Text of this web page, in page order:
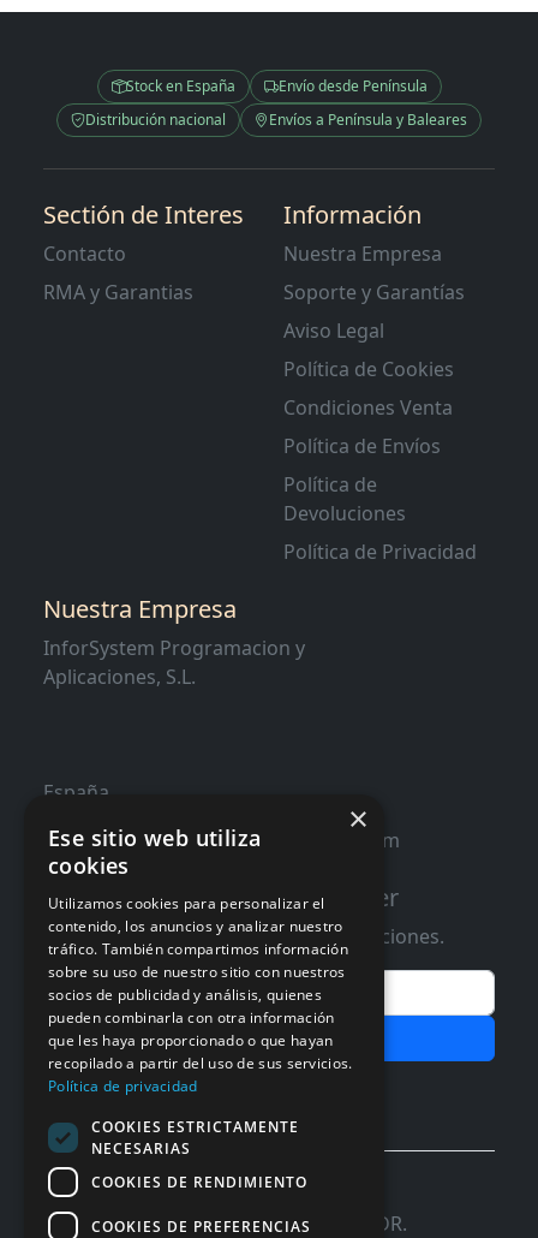
Stock en España
Envío desde Península
Distribución nacional
Envíos a Península y Baleares
Sectión de Interes
Contacto
RMA y Garantias
Información
Nuestra Empresa
Soporte y Garantías
Aviso Legal
Política de Cookies
Condiciones Venta
Política de Envíos
Política de
Devoluciones
Política de Privacidad
Nuestra Empresa
InforSystem Programacion y
Aplicaciones, S.L.
España
contacto@distribucioninformatica.com
Suscribete a nuestro Newsletter
Te informaremos de ofertas y promociones.
Email
Subscribir
Aceptar Politica de
© 2026 InforSystem Programacion y
Aplicaciones, S.L. CIF: B54337985 | C/DR.
×
Ese sitio web utiliza
cookies
Utilizamos cookies para personalizar el
contenido, los anuncios y analizar nuestro
tráfico. También compartimos información
sobre su uso de nuestro sitio con nuestros
socios de publicidad y análisis, quienes
pueden combinarla con otra información
que les haya proporcionado o que hayan
recopilado a partir del uso de sus servicios.
Política de privacidad
COOKIES ESTRICTAMENTE
NECESARIAS
COOKIES DE RENDIMIENTO
COOKIES DE PREFERENCIAS